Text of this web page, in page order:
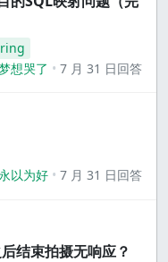
想哭了
7 月 31 日回答
永以为好 7 月 31 日回答
结束拍摄无响应？